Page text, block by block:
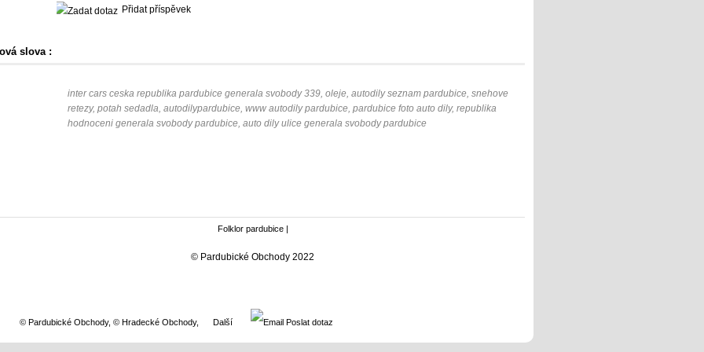
Přidat příspěvek
slova :
inter cars ceska republika pardubice generala svobody 339, oleje, autodily seznam pardubice, snehove
retezy, potah sedadla, autodilypardubice, www autodily pardubice, pardubice foto auto dily, republika
hodnoceni generala svobody pardubice, auto dily ulice generala svobody pardubice
Folklor pardubice|
© Pardubické Obchody 2022
© Pardubické Obchody, © Hradecké Obchody, Další Poslat dotaz